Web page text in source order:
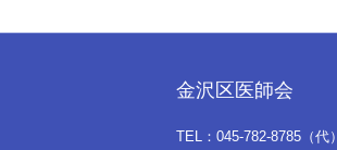
金沢区医師会
TEL：045-782-8785（代）